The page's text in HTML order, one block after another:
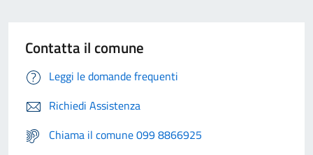
Contatta il comune
Leggi le domande frequenti
Richiedi Assistenza
Chiama il comune 099 8866925